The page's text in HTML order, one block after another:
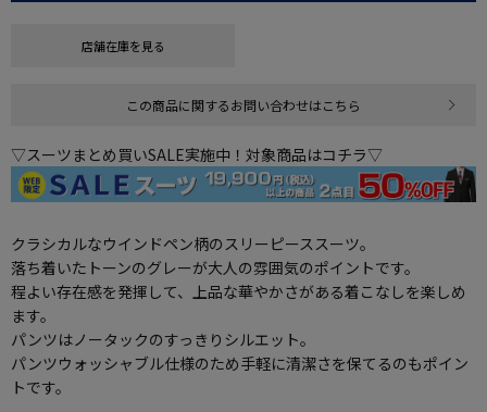
店舗在庫を見る
この商品に関するお問い合わせはこちら
▽スーツまとめ買いSALE実施中！対象商品はコチラ▽
クラシカルなウインドペン柄のスリーピーススーツ。
落ち着いたトーンのグレーが大人の雰囲気のポイントです。
程よい存在感を発揮して、上品な華やかさがある着こなしを楽しめ
ます。
パンツはノータックのすっきりシルエット。
パンツウォッシャブル仕様のため手軽に清潔さを保てるのもポイン
トです。